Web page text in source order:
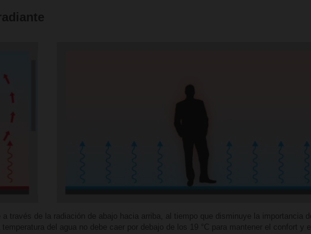
a través de la radiación de abajo hacia arriba, al tiempo que disminuye la importancia
del agua no debe caer por debajo de los 19 °C para mantener el confort y